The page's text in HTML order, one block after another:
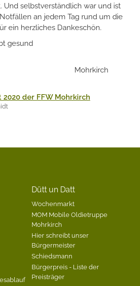
Und selbstverständlich war und ist
an jedem Tag rund um die
ein herzliches Dankeschön.
gesund
2020 der FFW Mohrkirch
Dütt un Datt
Wochenmarkt
MOM Mobile Oldietruppe
Mohrkirch
Hier schreibt unser
Bürgermeister
Schiedsmann
Bürgerpreis - Liste der
Preisträger